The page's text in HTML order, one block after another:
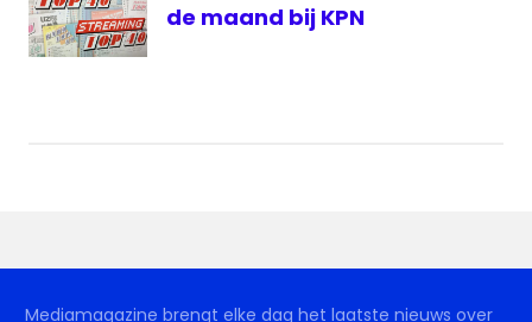
de maand bij KPN
Mediamagazine brengt elke dag het laatste nieuws over